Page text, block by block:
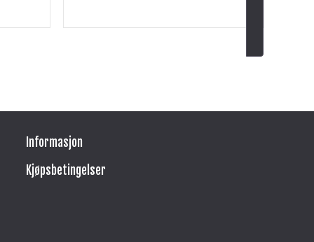
Informasjon
Kjøpsbetingelser